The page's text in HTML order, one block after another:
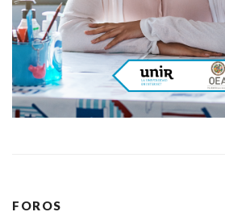
FOROS